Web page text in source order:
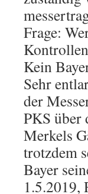
Frage:
Kein
Sehr
der
PKS über
Merkels
trotzdem
Bayer
1.5.2019,